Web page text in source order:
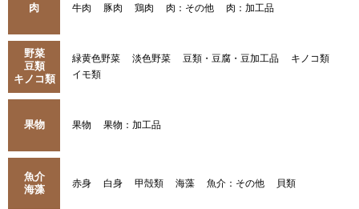
肉 牛肉 豚肉 鶏肉 肉：その他 肉：加工品
野菜
豆類
キノコ類
緑黄色野菜 淡色野菜 豆類・豆腐・豆加工品
キノコ類
イモ類
果物 果物 果物：加工品
魚介
海藻
赤身 白身 甲殻類 海藻 魚介：その他 貝類